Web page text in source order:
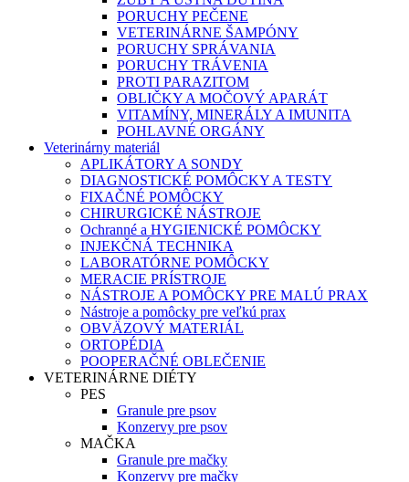
PORUCHY PEČENE
VETERINÁRNE ŠAMPÓNY
PORUCHY SPRÁVANIA
PORUCHY TRÁVENIA
PROTI PARAZITOM
OBLIČKY A MOČOVÝ APARÁT
VITAMÍNY, MINERÁLY A IMUNITA
POHLAVNÉ ORGÁNY
Veterinárny materiál
APLIKÁTORY A SONDY
DIAGNOSTICKÉ POMÔCKY A TESTY
FIXAČNÉ POMÔCKY
CHIRURGICKÉ NÁSTROJE
Ochranné a HYGIENICKÉ POMÔCKY
INJEKČNÁ TECHNIKA
LABORATÓRNE POMÔCKY
MERACIE PRÍSTROJE
NÁSTROJE A POMÔCKY PRE MALÚ PRAX
Nástroje a pomôcky pre veľkú prax
OBVÄZOVÝ MATERIÁL
ORTOPÉDIA
POOPERAČNÉ OBLEČENIE
VETERINÁRNE DIÉTY
PES
Granule pre psov
Konzervy pre psov
MAČKA
Granule pre mačky
Konzervy pre mačky